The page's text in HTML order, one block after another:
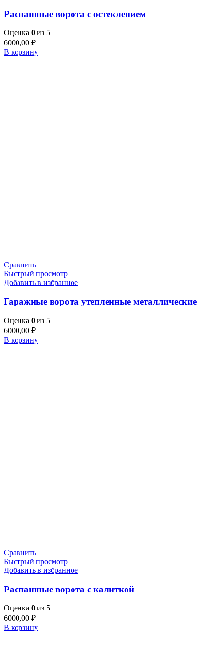
Распашные ворота с остеклением
Оценка 0 из 5
6000,00 ₽
В корзину
Сравнить
Быстрый просмотр
Добавить в избранное
Гаражные ворота утепленные металлические
Оценка 0 из 5
6000,00 ₽
В корзину
Сравнить
Быстрый просмотр
Добавить в избранное
Распашные ворота с калиткой
Оценка 0 из 5
6000,00 ₽
В корзину